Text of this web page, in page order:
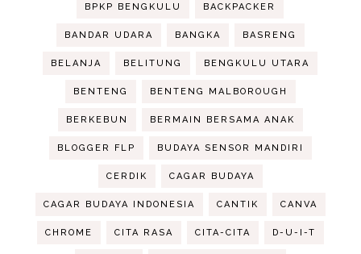
BPKP BENGKULU BACKPACKER
BANDAR UDARA BANGKA BASRENG
BELANJA BELITUNG BENGKULU UTARA
BENTENG BENTENG MALBOROUGH
BERKEBUN BERMAIN BERSAMA ANAK
BLOGGER FLP BUDAYA SENSOR MANDIRI
CERDIK CAGAR BUDAYA
CAGAR BUDAYA INDONESIA CANTIK CANVA
CHROME CITA RASA CITA-CITA D-U-I-T